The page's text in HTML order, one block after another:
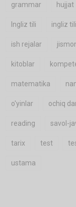
grammar hujjat
Ingliz tili ingliz
ish rejalar
kitoblar
matematika
o'yinlar ochiq
reading savol-
tarix test
ustama